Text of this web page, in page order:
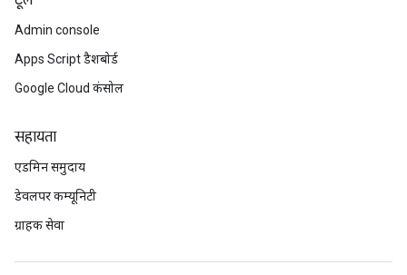
Admin console
Apps Script डैशबोर्ड
Google Cloud कंसोल
सहायता
एडमिन समुदाय
डेवलपर कम्यूनिटी
ग्राहक सेवा